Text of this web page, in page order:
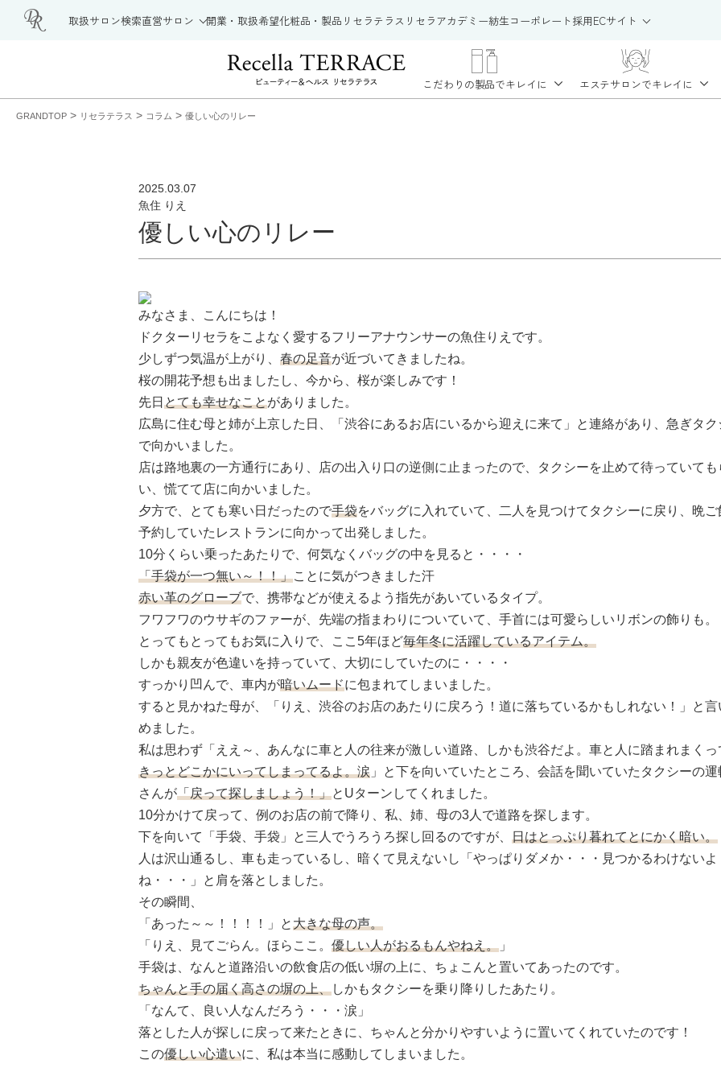
取扱サロン検索直営サロン 開業・取扱希望化粧品・製品 リセラテラス リセラアカデミー紡生コーポレート採用ECサイト
こだわりの製品でキレイに エステサロンでキレイに
GRANDTOP > リセラテラス > コラム > 優しい心のリレー
2025.03.07
魚住 りえ
優しい心のリレー
みなさま、こんにちは！
ドクターリセラをこよなく愛するフリーアナウンサーの魚住りえです。
少しずつ気温が上がり、 春の足音が近づいてきましたね。
桜の開花予想も出ましたし、今から、桜が楽しみです！
先日 とても幸せなことがありました。
広島に住む母と姉が上京した日、「渋谷にあるお店にいるから迎えに来て」と連絡があり、急ぎタク
で向かいました。
店は路地裏の一方通行にあり、店の出入り口の逆側に止まったので、タクシーを止めて待っていても
い、慌てて店に向かいました。
夕方で、とても寒い日だったので手袋をバッグに入れていて、二人を見つけてタクシーに戻り、晩ご
予約していたレストランに向かって出発しました。
10分くらい乗ったあたりで、何気なくバッグの中を見ると・・・・
「手袋が一つ無い～！！」ことに気がつきました汗
赤い革のグローブで、携帯などが使えるよう指先があいているタイプ。
フワフワのウサギのファーが、先端の指まわりについていて、手首には可愛らしいリボンの飾りも。
とってもとってもお気に入りで、ここ5年ほど毎年冬に活躍しているアイテム。
しかも親友が色違いを持っていて、大切にしていたのに・・・・
すっかり凹んで、車内が暗いムードに包まれてしまいました。
すると見かねた母が、「りえ、渋谷のお店のあたりに戻ろう！道に落ちているかもしれない！」と言
めました。
私は思わず「ええ～、あんなに車と人の往来が激しい道路、しかも渋谷だよ。車と人に踏まれまくっ
きっとどこかにいってしまってるよ。涙 」と下を向いていたところ、会話を聞いていたタクシーの運
さんが「戻って探しましょう！」とUターンしてくれました。
10分かけて戻って、例のお店の前で降り、私、姉、母の3人で道路を探します。
下を向いて「手袋、手袋」と三人でうろうろ探し回るのですが、 日はとっぷり暮れてとにかく暗い。
人は沢山通るし、車も走っているし、暗くて見えないし「やっぱりダメか・・・見つかるわけないよ
ね・・・」と肩を落としました。
その瞬間、
「あった～～！！！！」と大きな母の声。
「りえ、見てごらん。ほらここ。 優しい人がおるもんやねえ。 」
手袋は、なんと道路沿いの飲食店の低い塀の上に、ちょこんと置いてあったのです。
ちゃんと手の届く高さの塀の上、しかもタクシーを乗り降りしたあたり。
「なんて、良い人なんだろう・・・涙」
落とした人が探しに戻って来たときに、ちゃんと分かりやすいように置いてくれていたのです！
この優しい心遣いに、私は本当に感動してしまいました。